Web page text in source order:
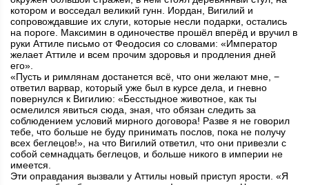
котором и восседал великий гунн. Иордан, Вигилий и
сопровождавшие их слуги, которые несли подарки, остались
на пороге. Максимин в одиночестве прошёл вперёд и вручил в
руки Аттиле письмо от Феодосия со словами: «Император
желает Аттиле и всем прочим здоровья и продления дней
его».
«Пусть и римлянам достанется всё, что они желают мне, −
ответил варвар, который уже был в курсе дела, и гневно
повернулся к Вигилию: «Бесстыдное животное, как ты
осмелился явиться сюда, зная, что обязан следить за
соблюдением условий мирного договора! Разве я не говорил
тебе, что больше не буду принимать послов, пока не получу
всех беглецов!», на что Вигилий ответил, что они привезли с
собой семнадцать беглецов, и больше никого в империи не
имеется.
Эти оправдания вызвали у Аттилы новый приступ ярости. «Я